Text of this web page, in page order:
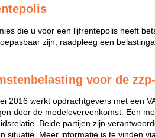
die u voor een lijfrentepolis heeft
zijn, raadpleeg een
voor de
2016 werkt opdrachtgevers met een
door de modelovereenkomst. Een
Beide partijen zijn
situatie. Meer informatie is te vinden